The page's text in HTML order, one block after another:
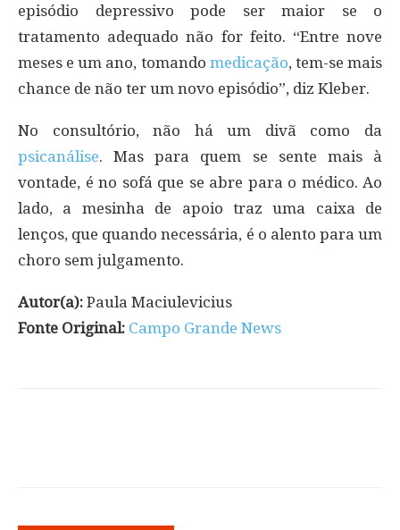
episódio depressivo pode ser maior se o
tratamento adequado não for feito. “Entre nove
meses e um ano, tomando medicação, tem-se mais
chance de não ter um novo episódio”, diz Kleber.
No consultório, não há um divã como da
psicanálise. Mas para quem se sente mais à
vontade, é no sofá que se abre para o médico. Ao
lado, a mesinha de apoio traz uma caixa de
lenços, que quando necessária, é o alento para um
choro sem julgamento.
Autor(a): Paula Maciulevicius
Fonte Original: Campo Grande News